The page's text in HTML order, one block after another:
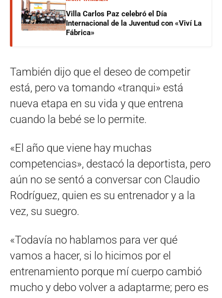
Villa Carlos Paz celebró el Día
Internacional de la Juventud con «Viví La
Fábrica»
También dijo que el deseo de competir
está, pero va tomando «tranqui» está
nueva etapa en su vida y que entrena
cuando la bebé se lo permite.
«El año que viene hay muchas
competencias», destacó la deportista, pero
aún no se sentó a conversar con Claudio
Rodríguez, quien es su entrenador y a la
vez, su suegro.
«Todavía no hablamos para ver qué
vamos a hacer, si lo hicimos por el
entrenamiento porque mí cuerpo cambió
mucho y debo volver a adaptarme; pero es